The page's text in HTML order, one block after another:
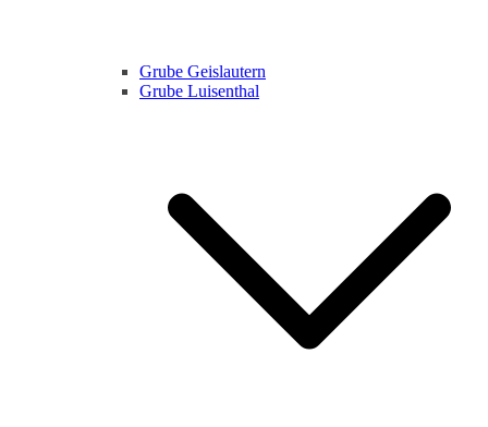
Grube Geislautern
Grube Luisenthal